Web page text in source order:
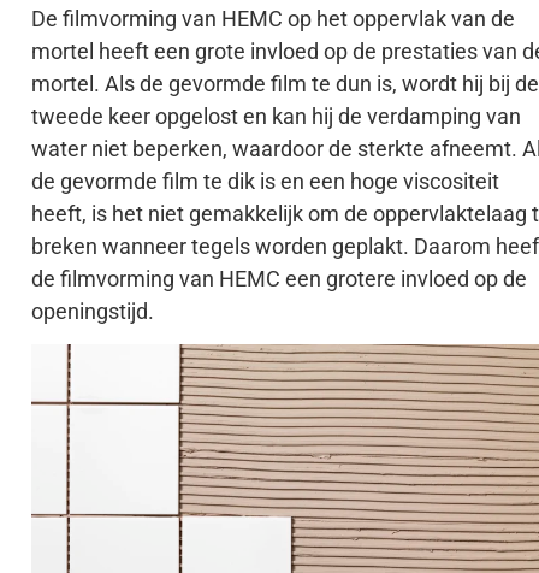
De filmvorming van HEMC op het oppervlak van de
mortel heeft een grote invloed op de prestaties van
mortel. Als de gevormde film te dun is, wordt hij bij de
tweede keer opgelost en kan hij de verdamping van
water niet beperken, waardoor de sterkte afneemt.
de gevormde film te dik is en een hoge viscositeit
heeft, is het niet gemakkelijk om de oppervlaktelaag
breken wanneer tegels worden geplakt. Daarom
de filmvorming van HEMC een grotere invloed op de
openingstijd.